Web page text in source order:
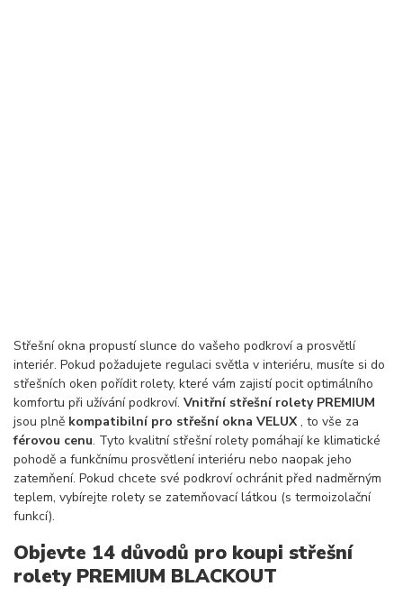
Střešní okna propustí slunce do vašeho podkroví a prosvětlí
interiér. Pokud požadujete regulaci světla v interiéru, musíte si do
střešních oken pořídit rolety, které vám zajistí pocit optimálního
komfortu při užívání podkroví. Vnitřní střešní rolety PREMIUM
jsou plně kompatibilní pro střešní okna VELUX, to vše za
férovou cenu. Tyto kvalitní střešní rolety pomáhají ke klimatické
pohodě a funkčnímu prosvětlení interiéru nebo naopak jeho
zatemňení. Pokud chcete své podkroví ochránit před nadměrným
teplem, vybírejte rolety se zatemňovací látkou (s termoizolační
funkcí).
Objevte 14 důvodů pro koupi střešní
rolety PREMIUM BLACKOUT